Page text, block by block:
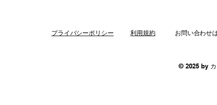
プライバシーポリシー 利用規約 お問い合わせ
© 2025 by